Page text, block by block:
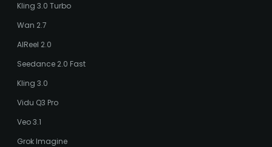
Kling 3.0 Turbo
Wan 2.7
AIReel 2.0
Seedance 2.0 Fast
Kling 3.0
Vidu Q3 Pro
Veo 3.1
Grok Imagine